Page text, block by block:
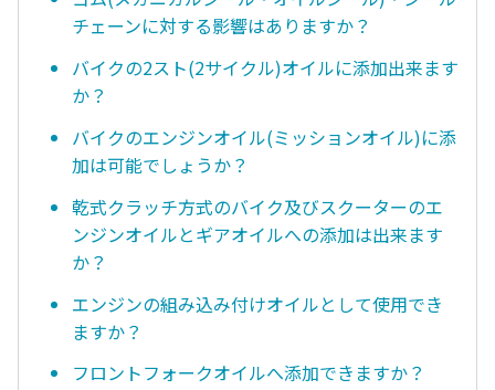
チェーンに対する影響はありますか？
バイクの2スト(2サイクル)オイルに添加出来ます
か？
バイクのエンジンオイル(ミッションオイル)に添
加は可能でしょうか？
乾式クラッチ方式のバイク及びスクーターのエ
ンジンオイルとギアオイルへの添加は出来ます
か？
エンジンの組み込み付けオイルとして使用でき
ますか？
フロントフォークオイルへ添加できますか？